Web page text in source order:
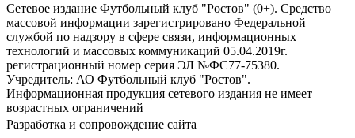
Сетевое издание Футбольный клуб "Ростов" (0+). Средство
массовой информации зарегистрировано Федеральной
службой по надзору в сфере связи, информационных
технологий и массовых коммуникаций 05.04.2019г.
регистрационный номер серия ЭЛ №ФС77-75380.
Учредитель: АО Футбольный клуб "Ростов".
Информационная продукция сетевого издания не имеет
возрастных ограничений
Разработка и сопровождение сайта